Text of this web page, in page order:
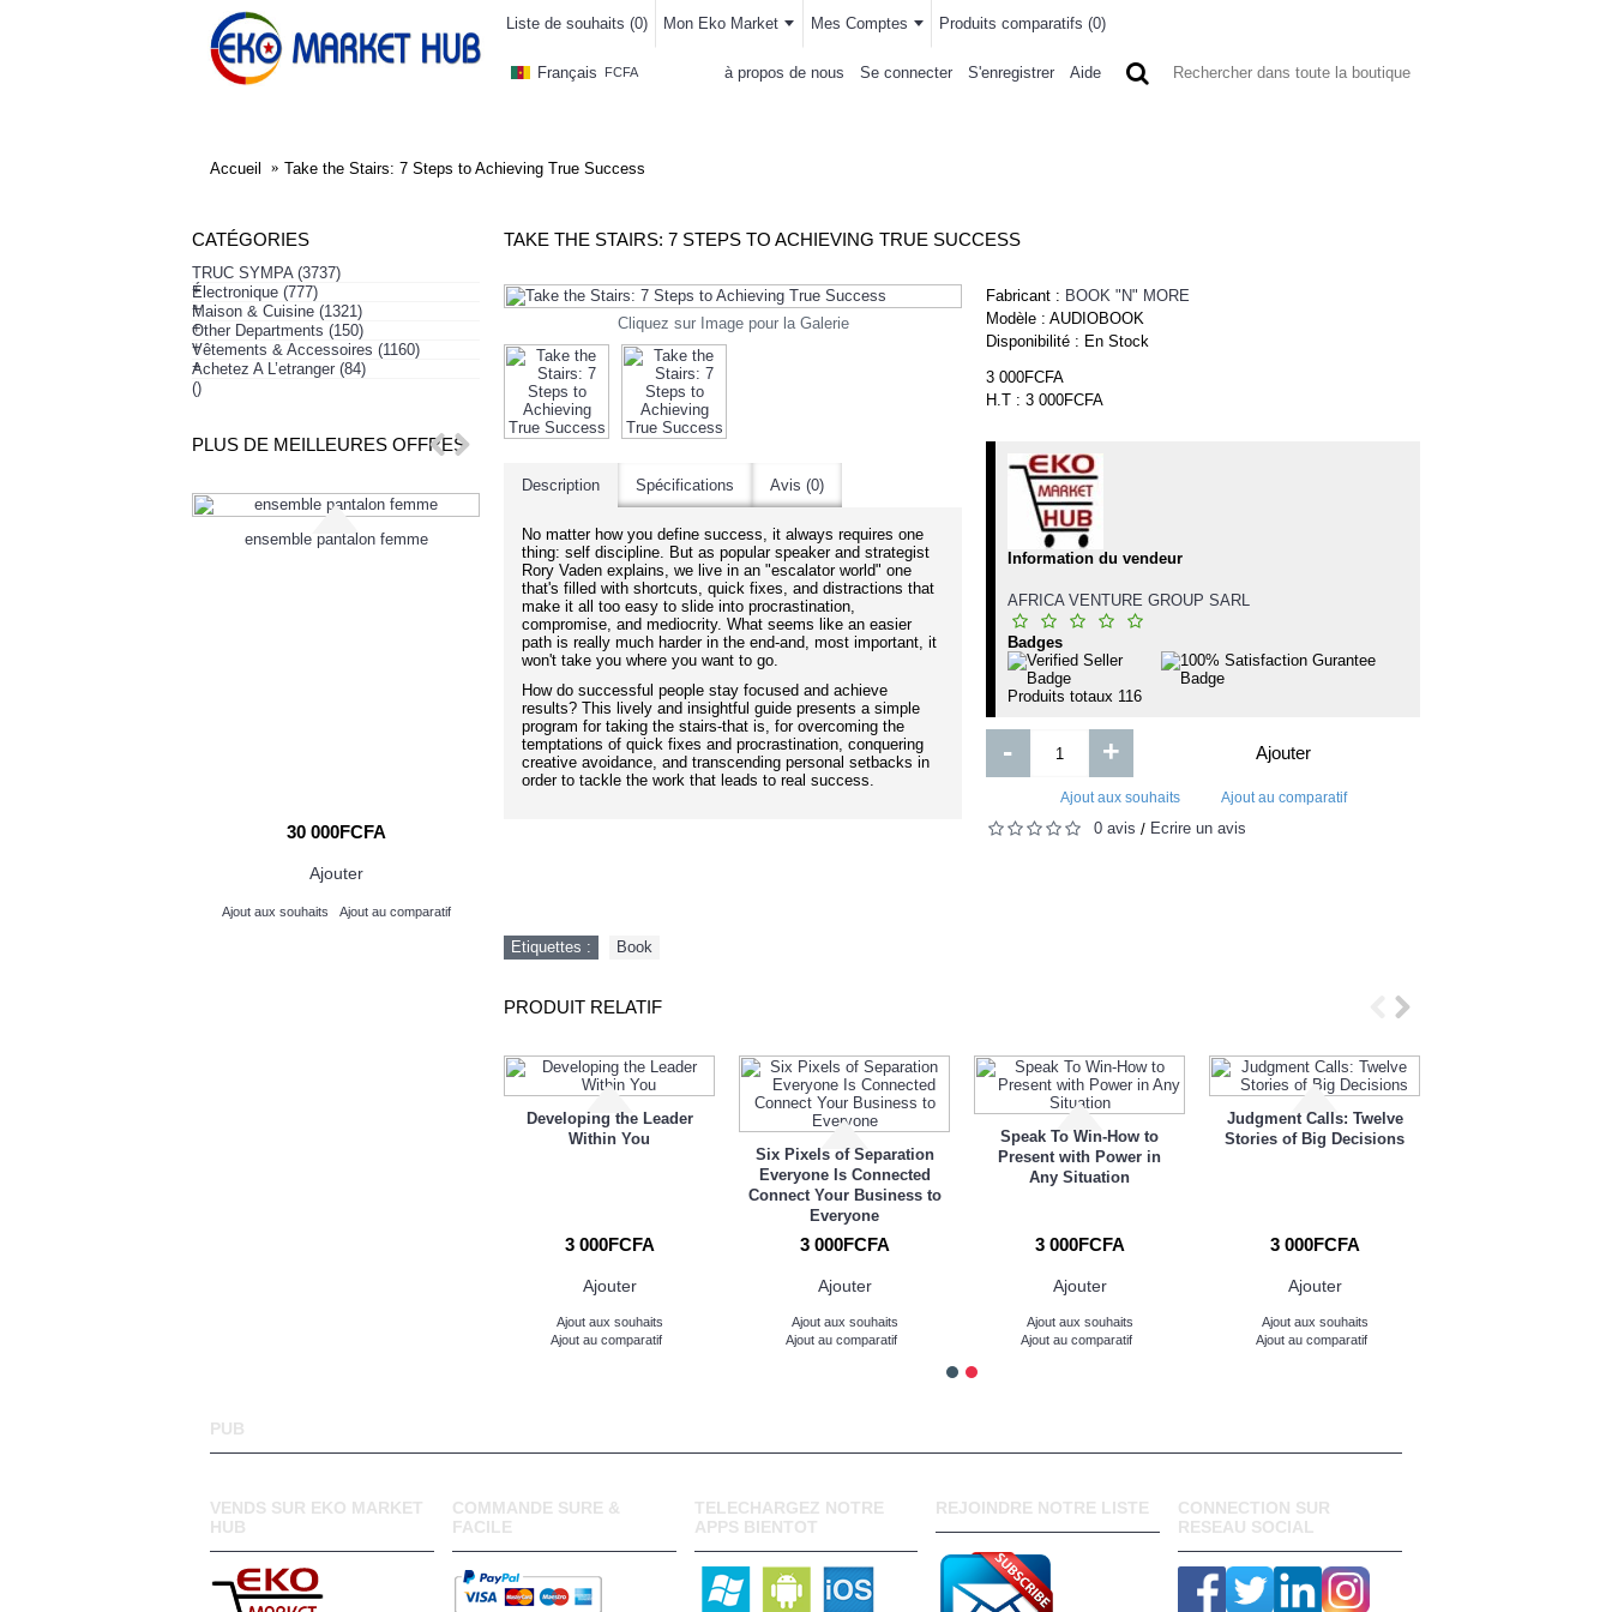
Liste de souhaits (0) Mon Eko Market Mes Comptes Produits comparatifs (0)
Français FCFA à propos de nous Se connecter S'enregistrer Aide
Accueil Take the Stairs: 7 Steps to Achieving True Success
CATÉGORIES
TRUC SYMPA (3737)
+
Électronique (777)
+
Maison & Cuisine (1321)
+
Other Departments (150)
+
Vêtements & Accessoires (1160)
+
Achetez A L’etranger (84)
()
PLUS DE MEILLEURES OFFRES
ensemble pantalon femme
30 000FCFA
Ajouter
Ajout aux souhaits Ajout au comparatif
Fundamentals of ICT for Lower and
Upper six
Pre-Order
OverDrive PolyPro I Couverture pour
voiture reguliere sedan
15 000FCFA
tanganil 500mg injectable ampoule 5ml
2 125FCFA
TAKE THE STAIRS: 7 STEPS TO ACHIEVING TRUE SUCCESS
Cliquez sur Image pour la Galerie
Description Spécifications Avis (0)
No matter how you define success, it always requires one
thing: self discipline. But as popular speaker and strategist
Rory Vaden explains, we live in an "escalator world" one
that's filled with shortcuts, quick fixes, and distractions that
make it all too easy to slide into procrastination,
compromise, and mediocrity. What seems like an easier
path is really much harder in the end-and, most important, it
won't take you where you want to go.
How do successful people stay focused and achieve
results? This lively and insightful guide presents a simple
program for taking the stairs-that is, for overcoming the
temptations of quick fixes and procrastination, conquering
creative avoidance, and transcending personal setbacks in
order to tackle the work that leads to real success.
Fabricant : BOOK "N" MORE
Modèle : AUDIOBOOK
Disponibilité : En Stock
3 000FCFA
H.T : 3 000FCFA
Information du vendeur
AFRICA VENTURE GROUP SARL
Badges
Produits totaux 116
- + Ajouter
Ajout aux souhaits Ajout au comparatif
0 avis / Écrire un avis
Etiquettes : Book
PRODUIT RELATIF
Developing the Leader
Within You
3 000FCFA
Ajouter
Ajout aux souhaits
Ajout au comparatif
Six Pixels of Separation
Everyone Is Connected
Connect Your Business to
Everyone
3 000FCFA
Ajouter
Ajout aux souhaits
Ajout au comparatif
Speak To Win-How to
Present with Power in
Any Situation
3 000FCFA
Ajouter
Ajout aux souhaits
Ajout au comparatif
Judgment Calls: Twelve
Stories of Big Decisions
3 000FCFA
Ajouter
Ajout aux souhaits
Ajout au comparatif
PUB
VENDS SUR EKO MARKET
HUB
COMMANDE SURE &
FACILE
TELECHARGEZ NOTRE
APPS BIENTOT
REJOINDRE NOTRE LISTE
CONNECTION SUR
RESEAU SOCIAL